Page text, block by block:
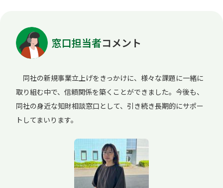
窓口担当者コメント
同社の新規事業立上げをきっかけに、様々な課題に一緒に
取り組む中で、信頼関係を築くことができました。今後も、
同社の身近な知財相談窓口として、引き続き長期的にサポー
トしてまいります。